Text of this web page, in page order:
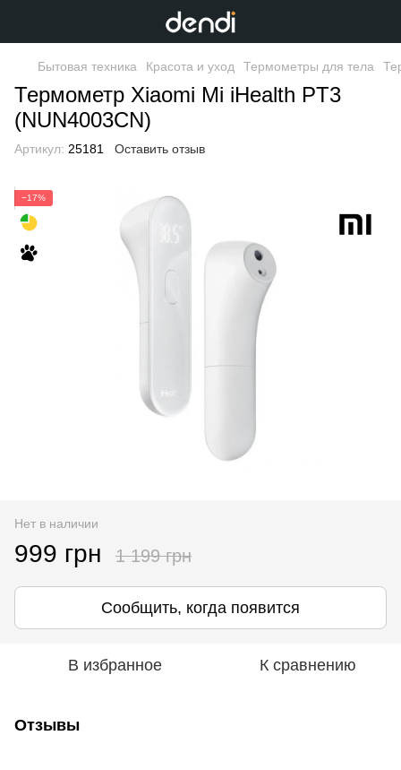
Бытовая техника Красота и уход Термометры для тела
Термометр Xiaomi Mi iHealth PT3
(NUN4003CN)
Артикул: 25181 Оставить отзыв
−17%
Нет в наличии
999 грн 1 199 грн
Сообщить, когда появится
В избранное К сравнению
Отзывы